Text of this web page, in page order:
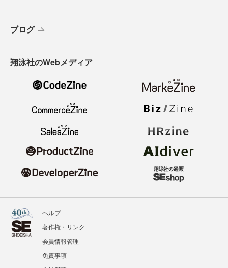
ブログ
翔泳社のWebメディア
ヘルプ
著作権・リンク
会員情報管理
免責事項